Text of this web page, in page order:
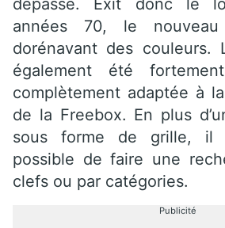
dépassé. Exit donc le
années 70, le
dorénavant des couleurs.
également été
complètement adaptée à
de la Freebox. En plus
sous forme de grille, il
possible de faire une
clefs ou par catégories.
Publicité